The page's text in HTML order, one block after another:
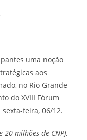
uma noção
aos
no Rio Grande
do XVIII Fórum
feira, 06/12.
milhões de CNPJ,